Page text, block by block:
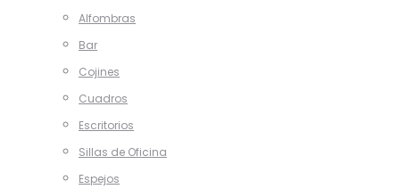
Alfombras
Bar
Cojines
Cuadros
Escritorios
Sillas de Oficina
Espejos